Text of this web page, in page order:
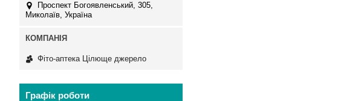
Проспект Богоявленський, 305,
Миколаїв, Україна
Фіто-аптека Цілюще джерело
Графік роботи